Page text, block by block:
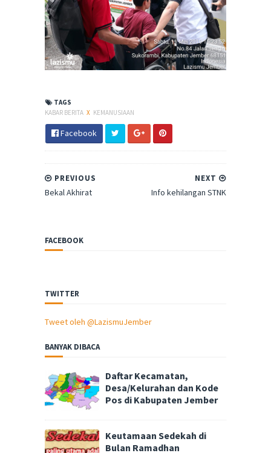
TAGS
KABAR BERITA X KEMANUSIAAN
Facebook
NEXT
Info kehilangan STNK
PREVIOUS
Bekal Akhirat
FACEBOOK
TWITTER
Tweet oleh @LazismuJember
BANYAK DIBACA
Daftar Kecamatan,
Desa/Kelurahan dan Kode
Pos di Kabupaten Jember
Keutamaan Sedekah di
Bulan Ramadhan